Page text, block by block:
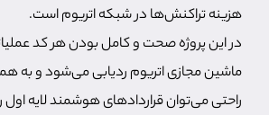
هزینه تراکنش‌ها در شبکه اتریوم است.
در این پروژه صحت و کامل بودن هر کد
ماشین مجازی اتریوم ردیابی می‌شود و به
راحتی می‌توان قراردادهای هوشمند لایه اول